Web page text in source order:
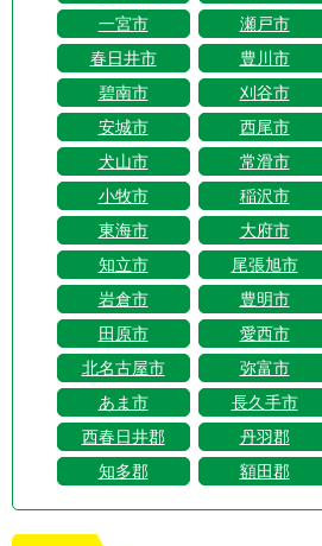
一宮市
瀬戸市
春日井市
豊川市
碧南市
刈谷市
安城市
西尾市
犬山市
常滑市
小牧市
稲沢市
東海市
大府市
知立市
尾張旭市
岩倉市
豊明市
田原市
愛西市
北名古屋市
弥富市
あま市
長久手市
西春日井郡
丹羽郡
知多郡
額田郡